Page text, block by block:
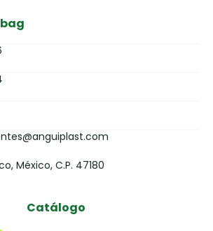
México, C.P. 47180
Catálogo